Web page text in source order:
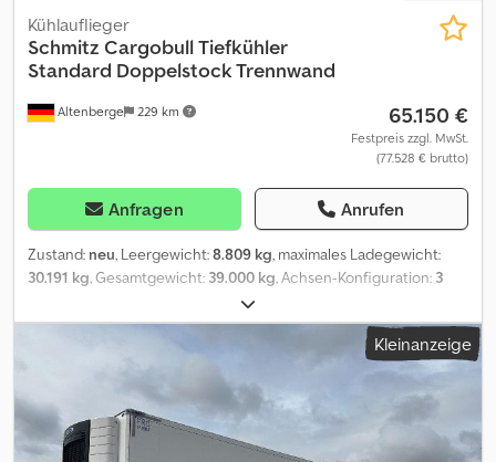
Altenberge 229 km
Kühlauflieger
Schmitz CargobullTiefkühler
Standard Doppelstock Trennwand
65.150 €
Festpreis zzgl. MwSt.
(77.528 € brutto)
Anfragen Anrufen
Zustand: neu, Leergewicht:8.809 kg, maximales Ladegewicht:
30.191 kg, Gesamtgewicht: 39.000 kg, Achsen-Konfiguration: 3
13.403 mm
Laderaumhöhe:2.650 mm, Laderaumvolumen:88 m³, Federung:
385/65 R22,5 , Ausstattung:ABS,
Leergewicht: 8809kg, zulässiges Gesamtgewicht: 39000kg,
Laderaum (L B H): 13.403 mm x 2.490 mm x 2.650 mmReifengröße:
385/65 R22.5, Laderaum Volumen: 88 m³, 1. Achse: , 2. Achse: , 3.
Achse: , Luftfederung, Unterfahrschutz, Liftachse vorne,
Kleinanzeige